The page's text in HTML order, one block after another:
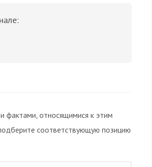
фактами, относящимися к этим
соответствующую позицию